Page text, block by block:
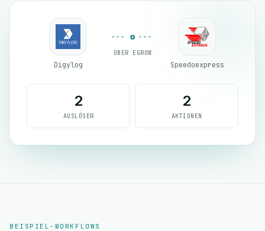
Digylog
ÜBER EGROW
Speedoexpress
2
AUSLÖSER
2
AKTIONEN
BEISPIEL-WORKFLOWS